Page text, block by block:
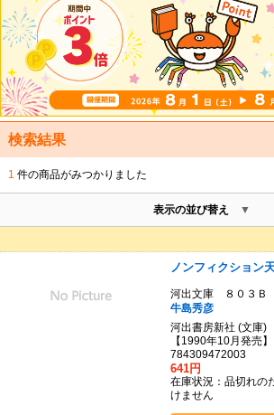
検索結果
1 件の商品がみつかりました
表示の並び替え
ノンフィクション
河出文庫 ８０３Ｂ
牛島秀彦
河出書房新社 (文庫)
【1990年10月発売
784309472003
641円
在庫状況：品切れの
けません